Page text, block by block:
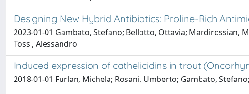
Designing New Hybrid Antibiotics: Proline-Rich
2023-01-01 Gambato, Stefano; Bellotto, Ottavia; Mardirossian,
Tossi, Alessandro
Induced expression of cathelicidins in trout
2018-01-01 Furlan, Michela; Rosani, Umberto; Gambato,